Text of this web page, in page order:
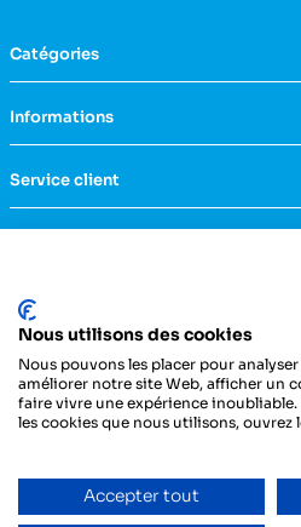
La Centrale Médicale
ZI de la Petite Dimerie - 15, rue du 11
62310 Fruges
France
03 21 04 21 21
Catégories
Aide à la vie
Confort & bien-être
Rééducation & massage
Mobilier
Diagnostic
Hygiène & protection
Instrumentation
Entretien du véhicule
Informations
FAQs
Notre engagement RSE
Service client
Nous contacter
Conditions générales de vente
Nous utilisons des cookies
Nous pouvons les placer pour
améliorer notre site Web, afficher un
faire vivre une expérience
les cookies que nous utilisons, ouvrez
Accepter tout